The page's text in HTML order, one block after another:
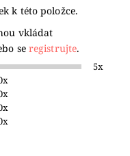
k této položce.
vkládat
se registrujte.
5x